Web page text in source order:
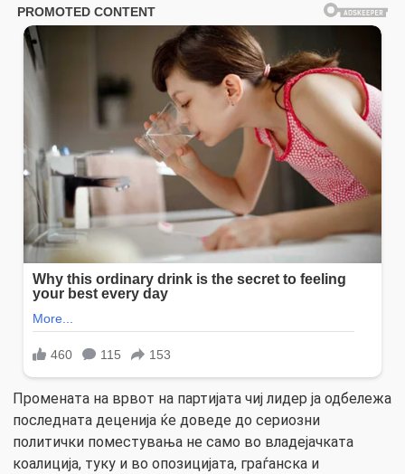
Промената на врвот на партијата чиј лидер ја одбележа
последната деценија ќе доведе до сериозни
политички поместувања не само во владејачката
коалиција, туку и во опозицијата, граѓанска и